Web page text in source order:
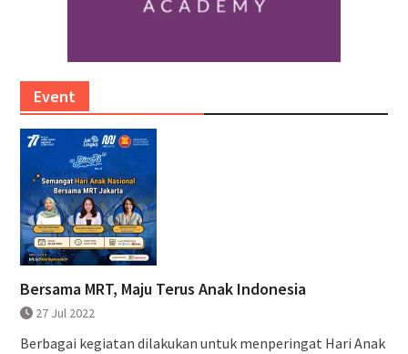
Event
Bersama MRT, Maju Terus Anak Indonesia
27 Jul 2022
Berbagai kegiatan dilakukan untuk menperingat Hari Anak